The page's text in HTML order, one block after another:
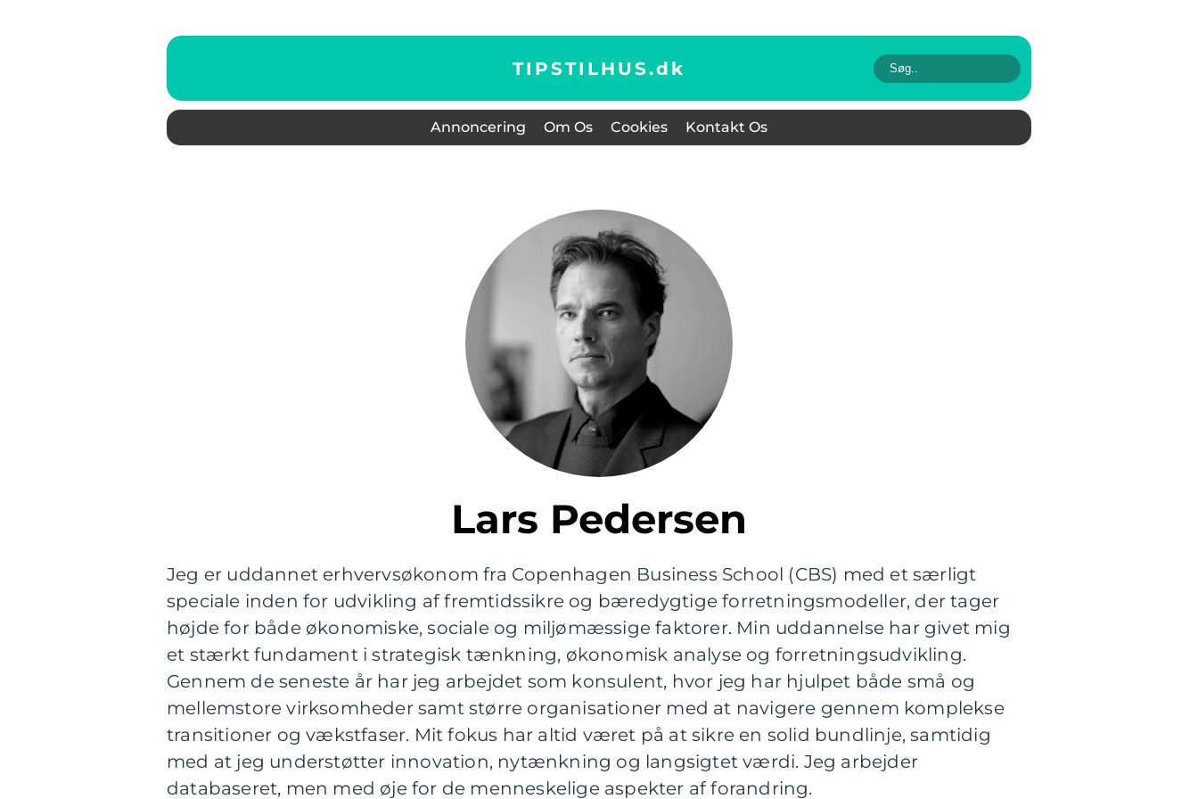
TIPSTILHUS.dk
Annoncering Om Os Cookies Kontakt Os
Lars Pedersen
Jeg er uddannet erhvervsøkonom fra Copenhagen Business School (CBS) med et særligt
speciale inden for udvikling af fremtidssikre og bæredygtige forretningsmodeller, der tager
højde for både økonomiske, sociale og miljømæssige faktorer. Min uddannelse har givet mig
et stærkt fundament i strategisk tænkning, økonomisk analyse og forretningsudvikling.
Gennem de seneste år har jeg arbejdet som konsulent, hvor jeg har hjulpet både små og
mellemstore virksomheder samt større organisationer med at navigere gennem komplekse
transitioner og vækstfaser. Mit fokus har altid været på at sikre en solid bundlinje, samtidig
med at jeg understøtter innovation, nytænkning og langsigtet værdi. Jeg arbejder
databaseret, men med øje for de menneskelige aspekter af forandring.